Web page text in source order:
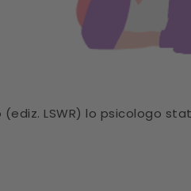
LSWR) lo psicologo